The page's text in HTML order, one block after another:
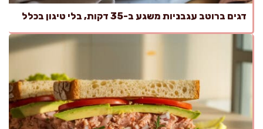
דגים ברוטב עגבניות משגע ב-35 דקות, בלי טיגון בכלל